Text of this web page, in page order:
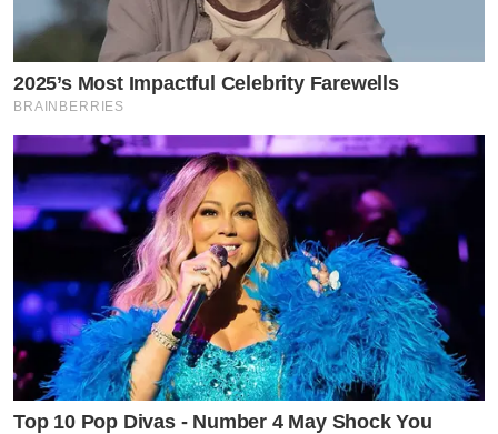
2025’s Most Impactful Celebrity Farewells
BRAINBERRIES
Top 10 Pop Divas - Number 4 May Shock You